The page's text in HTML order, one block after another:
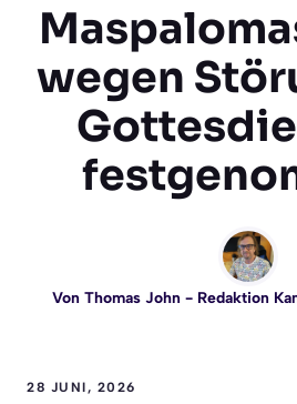
wegen
Von Thomas John- Redaktion
28 JUNI, 2026